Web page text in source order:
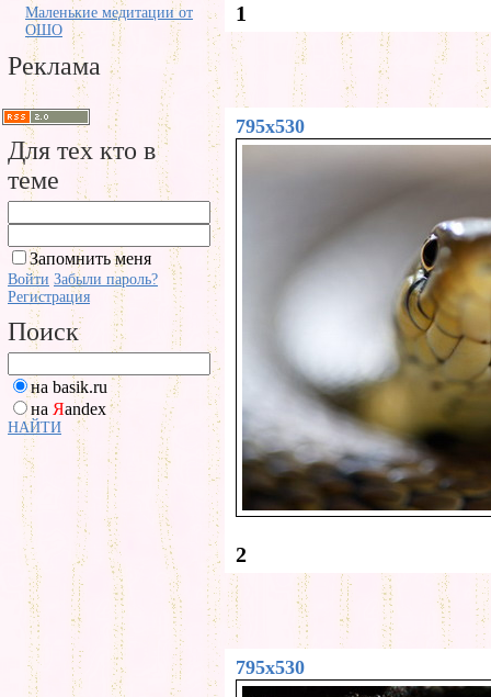
Маленькие медитации от
ОШО
Реклама
Для тех кто в
теме
Запомнить меня
Войти Забыли пароль?
Регистрация
Поиск
на basik.ru
на Яandex
НАЙТИ
1
795x530
2
795x530